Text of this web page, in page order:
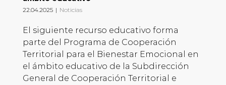
22.04.2025 | Noticias
El siguiente recurso educativo forma
parte del Programa de Cooperación
Territorial para el Bienestar Emocional en
el ámbito educativo de la Subdirección
General de Cooperación Territorial e